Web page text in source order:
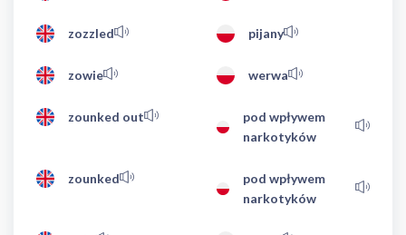
zozzled pijany
zowie werwa
zounked out
pod wpływem
narkotyków
zounked
pod wpływem
narkotyków